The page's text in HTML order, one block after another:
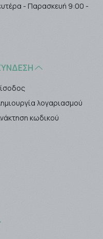
- Παρασκευή 9:00 -
λογαριασμού
κωδικού